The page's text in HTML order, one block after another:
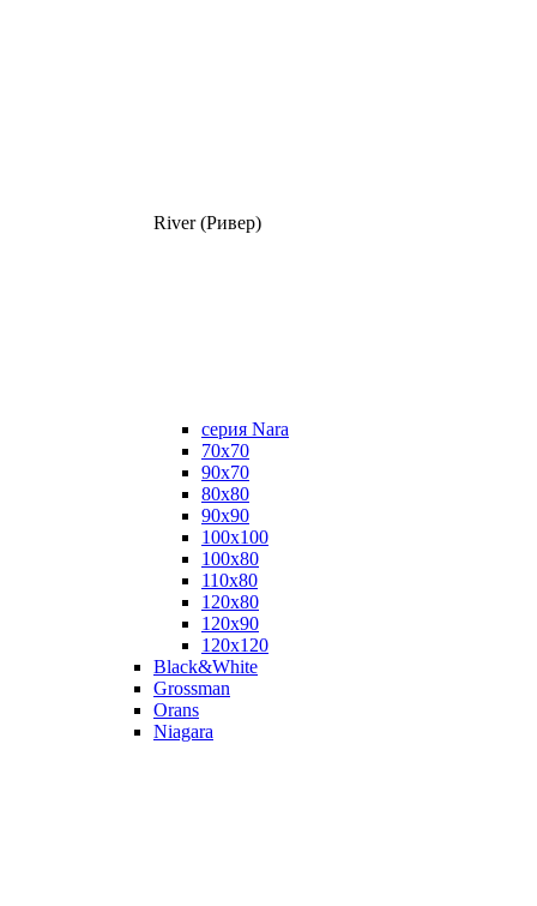
River (Ривер)
серия Nara
70х70
90х70
80x80
90x90
100x100
100х80
110х80
120x80
120х90
120х120
Black&White
Grossman
Orans
Niagara